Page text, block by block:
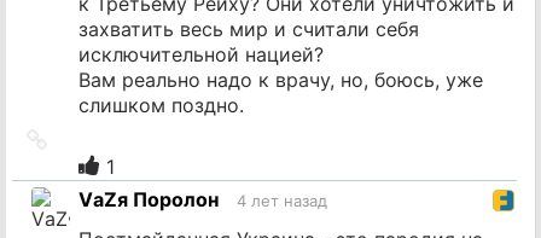
захватить весь мир и считали себя
исключительной нацией?
Вам реально надо к врачу, но, боюсь, уже
слишком поздно.
источник
1
VаZя Поролон
4 лет назад